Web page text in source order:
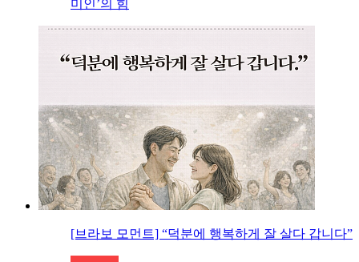
미인’의 힘
[브라보 모먼트] “덕분에 행복하게 잘 살다 갑니다”